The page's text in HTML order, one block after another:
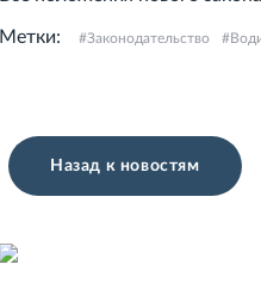
Метки: Законодательство
Назад к новостям